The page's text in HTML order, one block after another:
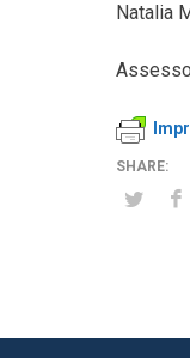
Natalia